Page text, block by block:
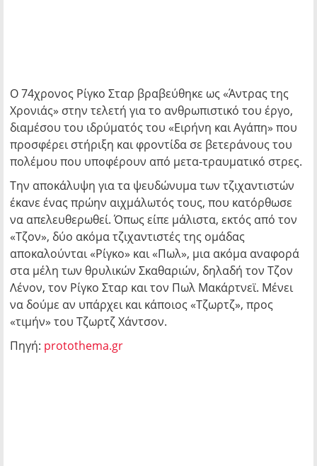
Ο 74χρονος Ρίγκο Σταρ βραβεύθηκε ως «Άντρας της
Χρονιάς» στην τελετή για το ανθρωπιστικό του έργο,
διαμέσου του ιδρύματός του «Ειρήνη και Αγάπη» που
προσφέρει στήριξη και φροντίδα σε βετεράνους του
πολέμου που υποφέρουν από μετα-τραυματικό στρες.
Την αποκάλυψη για τα ψευδώνυμα των τζιχαντιστών
έκανε ένας πρώην αιχμάλωτός τους, που κατόρθωσε
να απελευθερωθεί. Όπως είπε μάλιστα, εκτός από τον
«Τζον», δύο ακόμα τζιχαντιστές της ομάδας
αποκαλούνται «Ρίγκο» και «Πωλ», μια ακόμα αναφορά
στα μέλη των θρυλικών Σκαθαριών, δηλαδή τον Τζον
Λένον, τον Ρίγκο Σταρ και τον Πωλ Μακάρτνεϊ. Μένει
να δούμε αν υπάρχει και κάποιος «Τζωρτζ», προς
«τιμήν» του Τζωρτζ Χάντσον.
Πηγή: protothema.gr